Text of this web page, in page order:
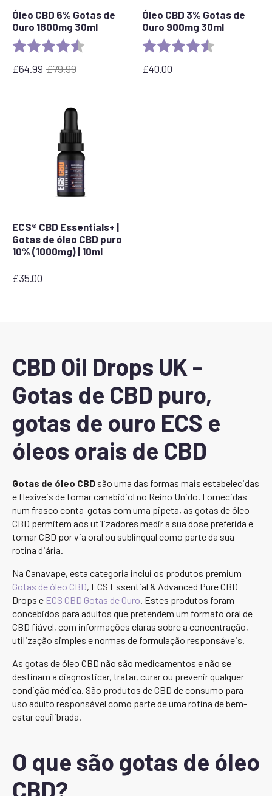
Óleo CBD 6% Gotas de
Ouro 1800mg 30ml
Rating: 4.4 out of 5 stars
£79.99
O
£64.99
O
Óleo CBD 3% Gotas de
Ouro 900mg 30ml
Rating:
£40.00
ECS® CBD Essentials+ |
Gotas de óleo CBD puro
10% (1000mg) | 10ml
£35.00
CBD Oil Drops UK -
Gotas de CBD puro,
gotas de ouro ECS e
óleos orais de CBD
Gotas de óleo CBD são uma das formas mais estabelecidas
e flexíveis de tomar canabidiol no Reino Unido. Fornecidas
num frasco conta-gotas com uma pipeta, as gotas de óleo
CBD permitem aos utilizadores medir a sua dose preferida e
tomar CBD por via oral ou sublingual como parte da sua
rotina diária.
Na Canavape, esta categoria inclui os produtos premium
Gotas de óleo CBD, ECS Essential & Advanced Pure CBD
Drops e ECS CBD Gotas de Ouro . Estes produtos foram
concebidos para adultos que pretendem um formato oral de
CBD fiável, com informações claras sobre a concentração,
utilização simples e normas de formulação responsáveis.
As gotas de óleo CBD não são medicamentos e não se
destinam a diagnosticar, tratar, curar ou prevenir qualquer
condição médica. São produtos de CBD de consumo para
uso adulto responsável como parte de uma rotina de bem-
estar equilibrada.
O que são gotas de óleo
CBD?